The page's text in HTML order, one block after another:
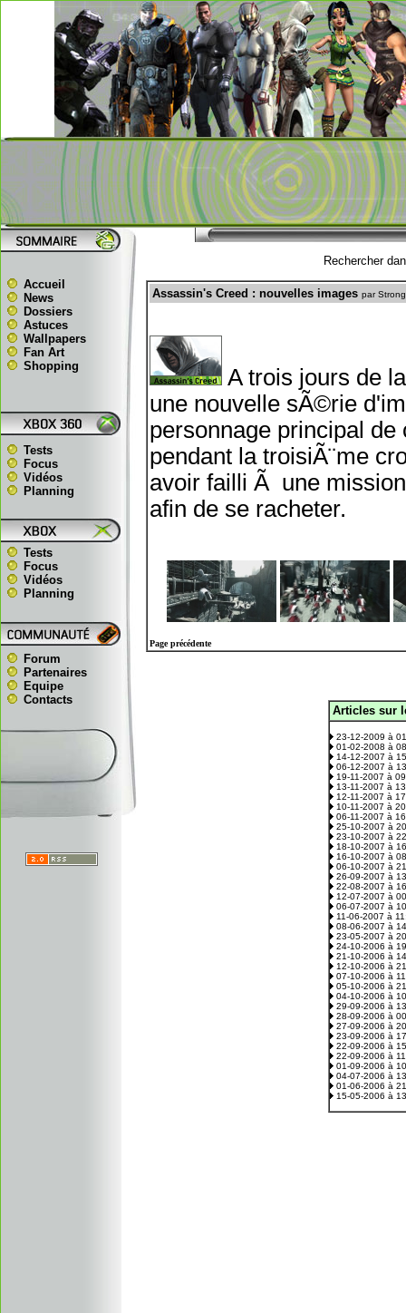
Accueil
News
Dossiers
Astuces
Wallpapers
Fan Art
Shopping
Tests
Focus
Vidéos
Planning
Tests
Focus
Vidéos
Planning
Forum
Partenaires
Equipe
Contacts
Rechercher
Assassin's Creed : nouvelles images par
A trois jours de
une nouvelle sÃ©rie
personnage principal
pendant la troisiÃ¨me
avoir failli Ã une
afin de se racheter.
Page précédente
Articles sur
23-12-2009 à
01-02-2008 à
14-12-2007 à
06-12-2007 à
19-11-2007 à
13-11-2007 à
12-11-2007 à
10-11-2007 à
06-11-2007 à
25-10-2007 à
23-10-2007 à
18-10-2007 à
16-10-2007 à
06-10-2007 à
26-09-2007 à
22-08-2007 à
12-07-2007 à
06-07-2007 à
11-06-2007 à
08-06-2007 à
23-05-2007 à
24-10-2006 à
21-10-2006 à
12-10-2006 à
07-10-2006 à
05-10-2006 à
04-10-2006 à
29-09-2006 à
28-09-2006 à
27-09-2006 à
23-09-2006 à
22-09-2006 à
22-09-2006 à
01-09-2006 à
04-07-2006 à
01-06-2006 à
15-05-2006 à